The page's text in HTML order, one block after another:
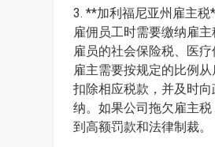
3. **加利福尼亚州雇主税
雇佣员工时需要缴纳雇
雇员的社会保险税、医疗
雇主需要按规定的比例
扣除相应税款，并及时
纳。如果公司拖欠雇主
到高额罚款和法律制裁。